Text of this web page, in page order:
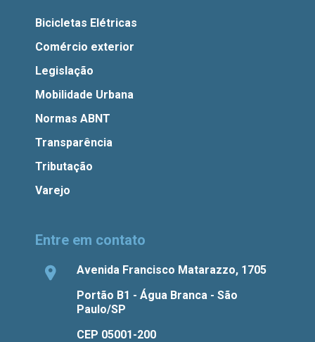
Bicicletas Elétricas
Comércio exterior
Legislação
Mobilidade Urbana
Normas ABNT
Transparência
Tributação
Varejo
Entre em contato
Avenida Francisco Matarazzo, 1705
Portão B1 - Água Branca - São
Paulo/SP
CEP 05001-200